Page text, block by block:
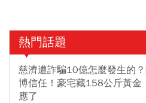
熱門話題
慈濟遭詐騙10億怎麼發生的
博信任！豪宅藏158公斤黃
應了